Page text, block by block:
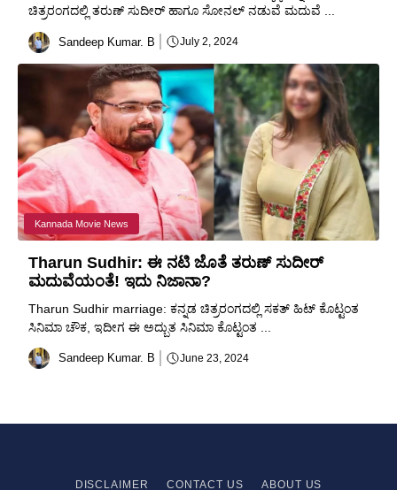
ಚಿತ್ರರಂಗದಲ್ಲಿ ತರುಣ್ ಸುದೀರ್ ಹಾಗೂ ಸೋನಲ್ ನಡುವೆ ಮದುವೆ ...
Sandeep Kumar. B July 2, 2024
Kannada Movie News
Tharun Sudhir: ಈ ನಟಿ ಜೊತೆ ತರುಣ್ ಸುದೀರ್
ಮದುವೆಯಂತೆ! ಇದು ನಿಜಾನಾ?
Tharun Sudhir marriage: ಕನ್ನಡ ಚಿತ್ರರಂಗದಲ್ಲಿ ಸಕತ್ ಹಿಟ್ ಕೊಟ್ಟಂತ
ಸಿನಿಮಾ ಚೌಕ, ಇದೀಗ ಈ ಅದ್ಬುತ ಸಿನಿಮಾ ಕೊಟ್ಟಂತ ...
Sandeep Kumar. B June 23, 2024
DISCLAIMER CONTACT US ABOUT US